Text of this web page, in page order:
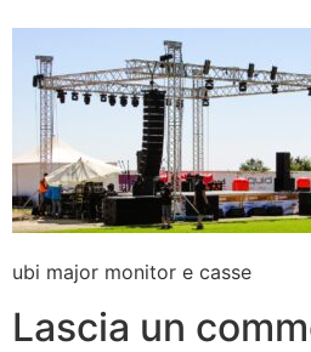
ubi major monitor e casse
Lascia un